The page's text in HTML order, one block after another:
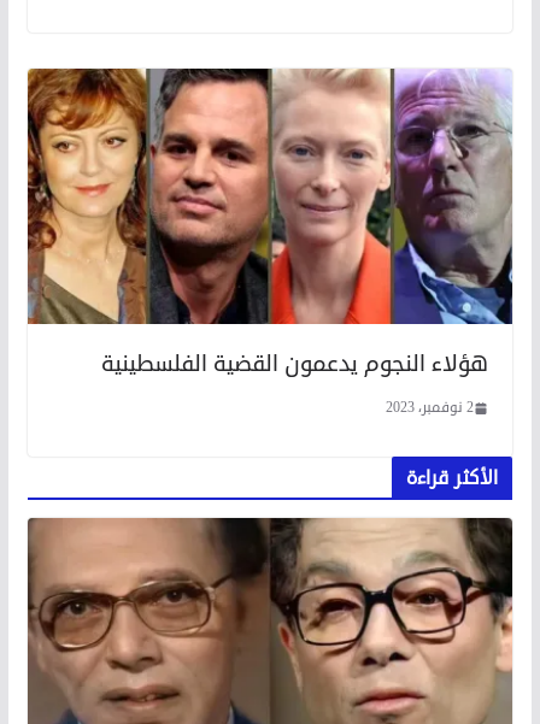
هؤلاء النجوم يدعمون القضية الفلسطينية
2 نوفمبر، 2023
الأكثر قراءة